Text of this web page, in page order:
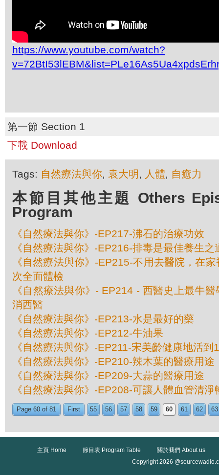
https://www.youtube.com/watch?
第一節 Section 1
下載 Download
Tags: 自然療法與你, 袁大明 , 人體, 自癒力
本節目其他主題 Others
Program
《自然療法與你》-EP217-沸石的治療功效
《自然療法與你》-EP216-排毒是最佳養生之
《自然療法與你》-EP215-不用去醫院，在
次全面體檢
《自然療法與你》- EP214 - 西醫史上最牛
消西醫
《自然療法與你》-EP213-水是最好的藥
《自然療法與你》-EP212-牛油果
《自然療法與你》-EP211-宋美齡健康地活
《自然療法與你》-EP210-辣木葉的醫療用途
《自然療法與你》-EP209-大蒜的醫療用途
《自然療法與你》-EP208-可讓人體血管清淨
Page 60 of 81 First 55 56 57 58 59 60 61 62 63
主頁 Home 節目表 Program Table
關於我們 About us
Copyright 2026